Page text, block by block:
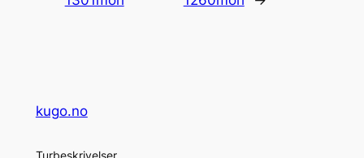
kugo.no